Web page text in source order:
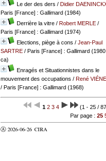
Le der des ders / Didier
Paris [France] : Gallimard (1984)
Derrière la vitre/ Robert MERLE/
Paris [France] : Gallimard (1974)
Elections, piège à cons / Jean-Paul
SARTRE/ Paris [France] : Gallimard (1980
ca)
Enragés et Situationnistes dans le
mouvement des occupations / René
/ Paris [France] : Gallimard (1968)
1 2 3 4
(1 - 25 /
Par page : 25
Ⓐ 2026-06-26 CIRA